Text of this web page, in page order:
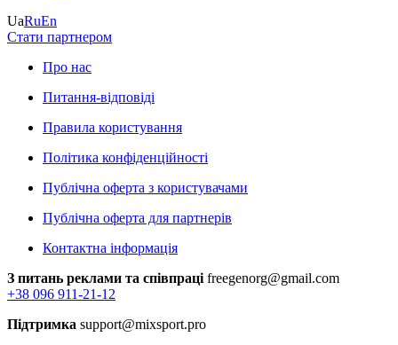
UaRuEn
Стати партнером
Про нас
Питання-відповіді
Правила користування
Політика конфіденційності
Публічна оферта з користувачами
Публічна оферта для партнерів
Контактна інформація
З питань реклами та співпраці freegenorg@gmail.com
+38 096 911-21-12
Підтримка support@mixsport.pro